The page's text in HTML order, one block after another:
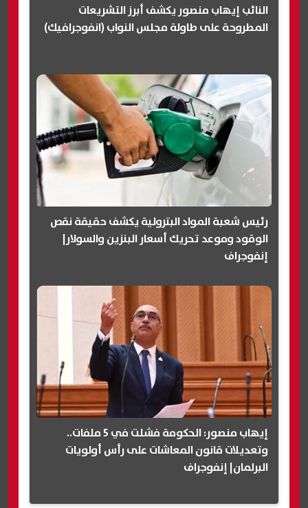
النائب إيهاب منصور يكشف أبرز التشريعات
المطروحة على طاولة مجلس النواب (انفوجرافيك)
رئيس شعبة المواد البترولية يكشف حقيقة نقص
الوقود وموعد تحريك أسعار البنزين والسولار|
إنفوجراف
إيهاب منصور: الحكومة فشلت في 5 ملفات..
وتعديلات قانون المعاشات على رأس أولويات
البرلمان| إنفوجراف